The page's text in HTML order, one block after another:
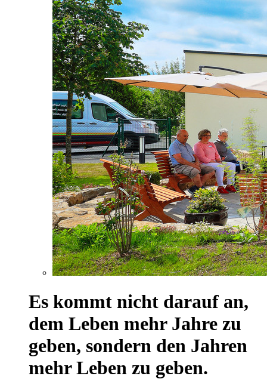
Es kommt nicht darauf an,
dem Leben mehr Jahre zu
geben, sondern den Jahren
mehr Leben zu geben.